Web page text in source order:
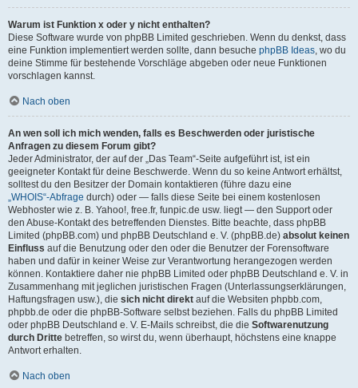
Warum ist Funktion x oder y nicht enthalten?
Diese Software wurde von phpBB Limited geschrieben. Wenn du denkst, dass
eine Funktion implementiert werden sollte, dann besuche phpBB Ideas, wo du
deine Stimme für bestehende Vorschläge abgeben oder neue Funktionen
vorschlagen kannst.
Nach oben
An wen soll ich mich wenden, falls es Beschwerden oder juristische
Anfragen zu diesem Forum gibt?
Jeder Administrator, der auf der „Das Team“-Seite aufgeführt ist, ist ein
geeigneter Kontakt für deine Beschwerde. Wenn du so keine Antwort erhältst,
solltest du den Besitzer der Domain kontaktieren (führe dazu eine
„WHOIS“-Abfrage durch) oder — falls diese Seite bei einem kostenlosen
Webhoster wie z. B. Yahoo!, free.fr, funpic.de usw. liegt — den Support oder
den Abuse-Kontakt des betreffenden Dienstes. Bitte beachte, dass phpBB
Limited (phpBB.com) und phpBB Deutschland e. V. (phpBB.de) absolut keinen
Einfluss auf die Benutzung oder den oder die Benutzer der Forensoftware
haben und dafür in keiner Weise zur Verantwortung herangezogen werden
können. Kontaktiere daher nie phpBB Limited oder phpBB Deutschland e. V. in
Zusammenhang mit jeglichen juristischen Fragen (Unterlassungserklärungen,
Haftungsfragen usw.), die sich nicht direkt auf die Websiten phpbb.com,
phpbb.de oder die phpBB-Software selbst beziehen. Falls du phpBB Limited
oder phpBB Deutschland e. V. E-Mails schreibst, die die Softwarenutzung
durch Dritte betreffen, so wirst du, wenn überhaupt, höchstens eine knappe
Antwort erhalten.
Nach oben